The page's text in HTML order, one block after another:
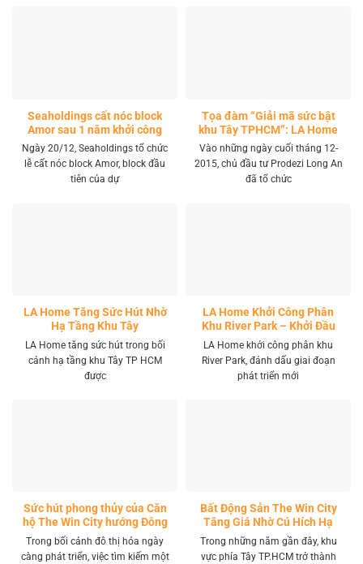
Seaholdings cất nóc block
Amor sau 1 năm khởi công
Ngày 20/12, Seaholdings tổ chức
lễ cất nóc block Amor, block đầu
tiên của dự
Tọa đàm “Giải mã sức bật
khu Tây TPHCM”: LA Home
khai mở tọa độ đầu tư mới
Vào những ngày cuối tháng 12-
2015, chủ đầu tư Prodezi Long An
đã tổ chức
LA Home Tăng Sức Hút Nhờ
Hạ Tầng Khu Tây
LA Home tăng sức hút trong bối
cảnh hạ tầng khu Tây TP HCM
được
LA Home Khởi Công Phân
Khu River Park – Khởi Đầu
Giai Đoạn Phát Triển Mới
LA Home khởi công phân khu
River Park, đánh dấu giai đoạn
phát triển mới
Sức hút phong thủy của Căn
hộ The Win City hướng Đông
Nam
Trong bối cảnh đô thị hóa ngày
càng phát triển, việc tìm kiếm một
Bất Động Sản The Win City
Tăng Giá Nhờ Cú Hích Hạ
Tầng
Trong những năm gần đây, khu
vực phía Tây TP.HCM trở thành